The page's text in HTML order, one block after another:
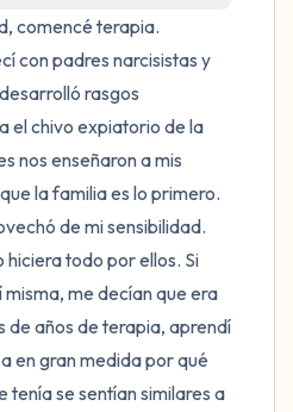
comencé terapia.
con padres narcisistas y
rasgos
el chivo expiatorio de la
nos enseñaron a mis
la familia es lo primero.
de mi sensibilidad.
hiciera todo por ellos. Si
me decían que era
de años de terapia, aprendí
en gran medida por qué
tenía se sentían similares a